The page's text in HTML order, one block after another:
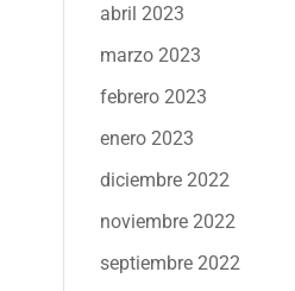
abril 2023
marzo 2023
febrero 2023
enero 2023
diciembre 2022
noviembre 2022
septiembre 2022